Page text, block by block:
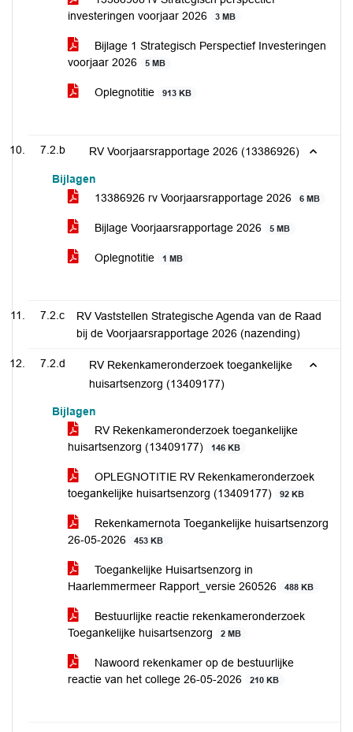
investeringen voorjaar 2026
3 MB
Bijlage 1 Strategisch Perspectief Investeringen
voorjaar 2026
5 MB
Oplegnotitie 913 KB
7.2.b RV Voorjaarsrapportage 2026 (13386926)
Bijlagen
13386926 rv Voorjaarsrapportage 2026
6 MB
Bijlage Voorjaarsrapportage 2026 5 MB
Oplegnotitie 1 MB
7.2.c
RV Vaststellen Strategische Agenda van de Raad
bij de Voorjaarsrapportage 2026 (nazending)
7.2.d
RV Rekenkameronderzoek toegankelijke
huisartsenzorg (13409177)
Bijlagen
RV Rekenkameronderzoek toegankelijke
huisartsenzorg (13409177)
146 KB
OPLEGNOTITIE RV Rekenkameronderzoek
toegankelijke huisartsenzorg (13409177)
92 KB
Rekenkamernota Toegankelijke huisartsenzorg
26-05-2026
453 KB
Toegankelijke Huisartsenzorg in
Haarlemmermeer Rapport_versie 260526
488 KB
Bestuurlijke reactie rekenkameronderzoek
Toegankelijke huisartsenzorg
2 MB
Nawoord rekenkamer op de bestuurlijke
reactie van het college 26-05-2026
210 KB